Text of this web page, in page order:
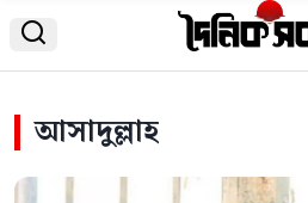

আসাদুল্লাহ